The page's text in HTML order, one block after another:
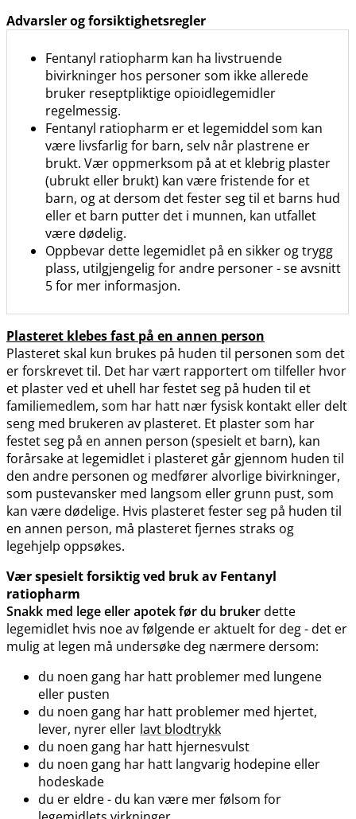
Advarsler og forsiktighetsregler
Fentanyl ratiopharm kan ha livstruende
bivirkninger hos personer som ikke allerede
bruker reseptpliktige opioidlegemidler
regelmessig.
Fentanyl ratiopharm er et legemiddel som kan
være livsfarlig for barn, selv når plastrene er
brukt. Vær oppmerksom på at et klebrig plaster
(ubrukt eller brukt) kan være fristende for et
barn, og at dersom det fester seg til et barns hud
eller et barn putter det i munnen, kan utfallet
være dødelig.
Oppbevar dette legemidlet på en sikker og trygg
plass, utilgjengelig for andre personer - se avsnitt
5 for mer informasjon.
Plasteret klebes fast på en annen person
Plasteret skal kun brukes på huden til personen som det
er forskrevet til. Det har vært rapportert om tilfeller hvor
et plaster ved et uhell har festet seg på huden til et
familiemedlem, som har hatt nær fysisk kontakt eller delt
seng med brukeren av plasteret. Et plaster som har
festet seg på en annen person (spesielt et barn), kan
forårsake at legemidlet i plasteret går gjennom huden til
den andre personen og medfører alvorlige bivirkninger,
som pustevansker med langsom eller grunn pust, som
kan være dødelige. Hvis plasteret fester seg på huden til
en annen person, må plasteret fjernes straks og
legehjelp oppsøkes.
Vær spesielt forsiktig ved bruk av Fentanyl
ratiopharm
Snakk med lege eller apotek før du brukerdette
legemidlet hvis noe av følgende er aktuelt for deg - det er
mulig at legen må undersøke deg nærmere dersom:
du noen gang har hatt problemer med lungene
eller pusten
du noen gang har hatt problemer med hjertet,
lever, nyrer eller lavt blodtrykk
du noen gang har hatt hjernesvulst
du noen gang har hatt langvarig hodepine eller
hodeskade
du er eldre - du kan være mer følsom for